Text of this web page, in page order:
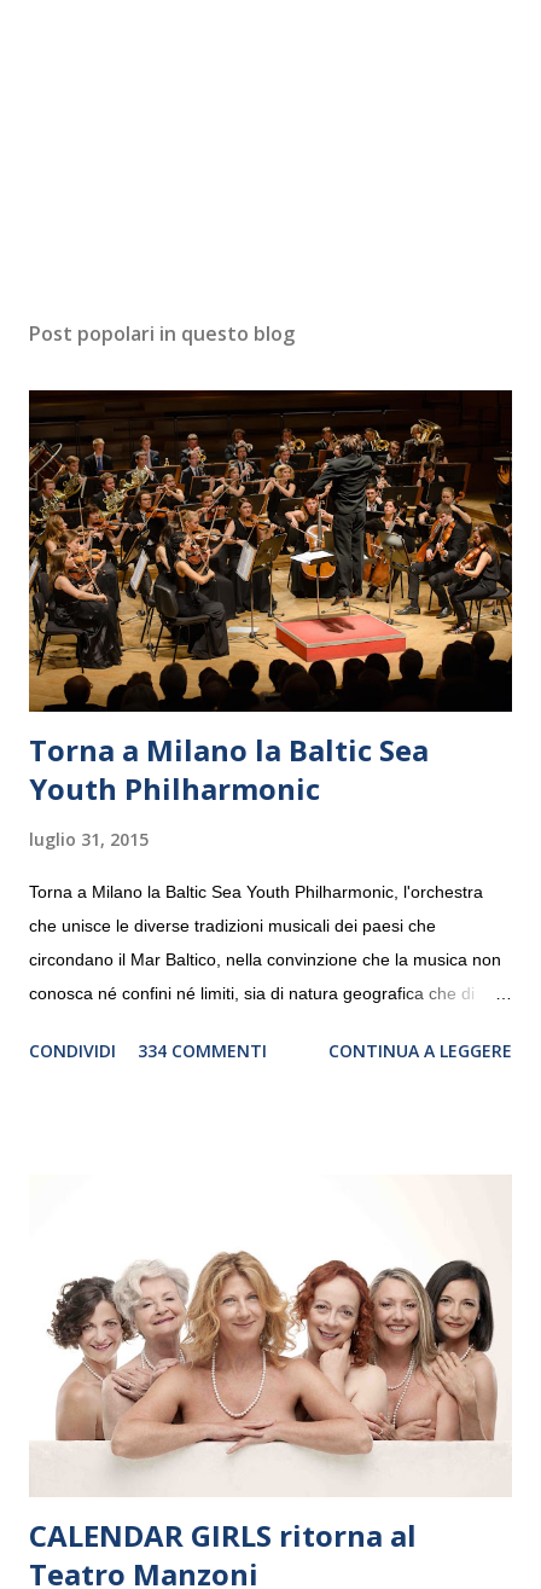
Post popolari in questo blog
Torna a Milano la Baltic Sea
Youth Philharmonic
luglio 31, 2015
Torna a Milano la Baltic Sea Youth Philharmonic, l'orchestra
che unisce le diverse tradizioni musicali dei paesi che
circondano il Mar Baltico, nella convinzione che la musica non
conosca né confini né limiti, sia di natura geografica che di
debutterà il 10 settembre a Heiden, in Germania, e toccherà, in
“Settembre dell’Accademia” dove si esibirà per il secondo anno
consecutivo. Il pubblico milanese avrà il piacere di applaudire i
giovani artisti della Baltic Sea Youth Philharmonic per la quarta
volta. L’orchestra, fondata nel 2008 da Kristjan Järvi (affiancato
da un prestigioso consiglio di consulent...
CONDIVIDI 334 COMMENTI CONTINUA A LEGGERE
CALENDAR GIRLS ritorna al
Teatro Manzoni